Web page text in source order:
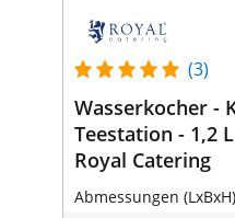
(3)
Wasserkocher -
Teestation - 1,2
Royal Catering
Abmessungen (LxBxH)